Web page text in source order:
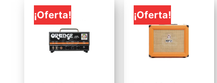
¡Oferta! ¡Oferta!